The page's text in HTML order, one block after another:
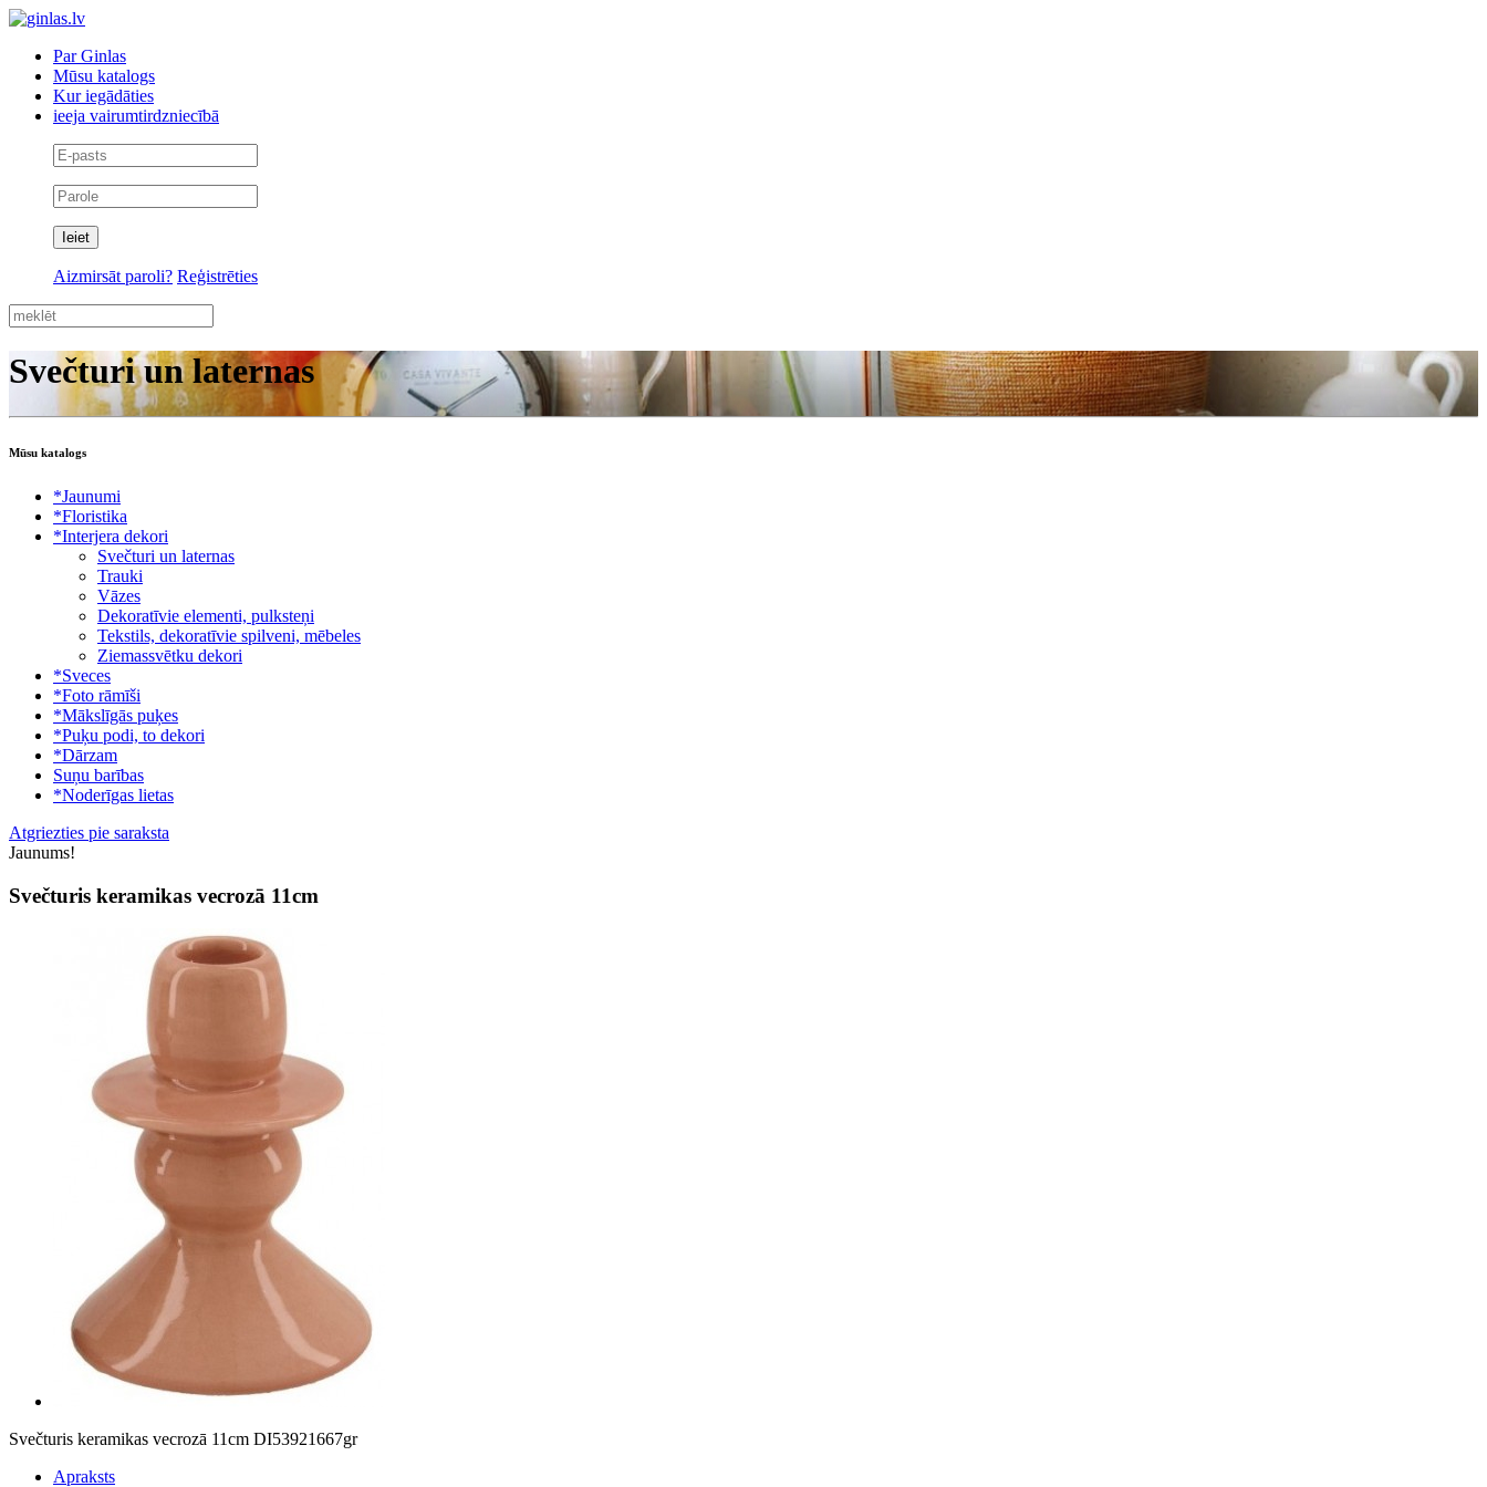
Par Ginlas
Mūsu katalogs
Kur iegādāties
ieeja vairumtirdzniecībā
Aizmirsāt paroli? Reģistrēties
Svečturi un laternas
Mūsu katalogs
*Jaunumi
*Floristika
*Interjera dekori
Svečturi un laternas
Trauki
Vāzes
Dekoratīvie elementi, pulksteņi
Tekstils, dekoratīvie spilveni, mēbeles
Ziemassvētku dekori
*Sveces
*Foto rāmīši
*Mākslīgās puķes
*Puķu podi, to dekori
*Dārzam
Suņu barības
*Noderīgas lietas
Atgriezties pie saraksta
Jaunums!
Svečturis keramikas vecrozā 11cm
Svečturis keramikas vecrozā 11cm DI53921667gr
Apraksts